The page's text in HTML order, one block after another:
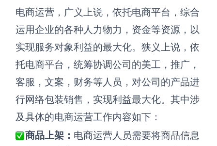
在线白板
涂鸦画板
敏捷实践
流程整理
客户旅程图
路线图
ER图
UML图
数据流图
情绪板
电商运营，广义上说，依托电商平台，综合
运用企业的各种人力物力，资金等资源，以
实现服务对象利益的最大化。狭义上说，依
托电商平台，统筹协调公司的美工，推广，
客服，文案，财务等人员，对公司的产品进
行网络包装销售，实现利益最大化。其中涉
及具体的电商运营工作内容如下：
商品上架： 电商运营人员需要将商品信息